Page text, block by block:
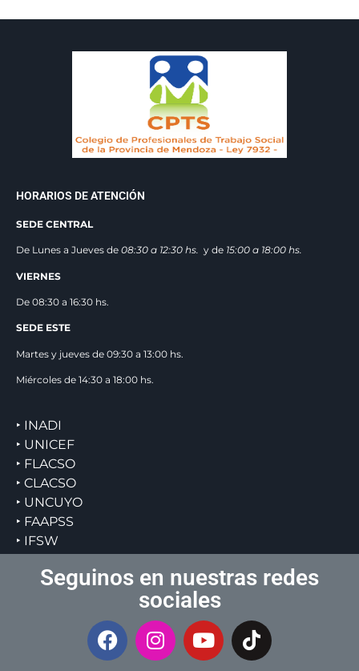
HORARIOS DE ATENCIÓN
SEDE CENTRAL
De Lunes a Jueves de 08:30 a 12:30 hs. y de 15:00 a 18:00 hs.
VIERNES
De 08:30 a 16:30 hs.
SEDE ESTE
Martes y jueves de 09:30 a 13:00 hs.
Miércoles de 14:30 a 18:00 hs.
‣ INADI
‣ UNICEF
‣ FLACSO
‣ CLACSO
‣ UNCUYO
‣ FAAPSS
‣ IFSW
Seguinos en nuestras redes
sociales